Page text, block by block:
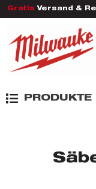
Gratis Versand &
PRODUKTE